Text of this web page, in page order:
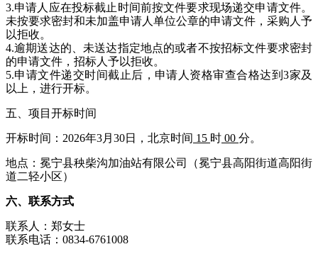
3.申请人应在投标截止时间前按文件要求现场递交申请文件。
未按要求密封和未加盖申请人单位公章的申请文件，采购人予
以拒收。
4.逾期送达的、未送达指定地点的或者不按招标文件要求密封
的申请文件，招标人予以拒收。
5.申请文件递交时间截止后，申请人资格审查合格达到3家及
以上，进行开标。
五、项目开标时间
开标时间：2026年3月30日， 北京时间 15 时 00 分。
地点：冕宁县秧柴沟加油站有限公司（冕宁县高阳街道高阳街
道二轻小区）
六、联系方式
联系 人：郑女士
联系电话： 0834-6761008